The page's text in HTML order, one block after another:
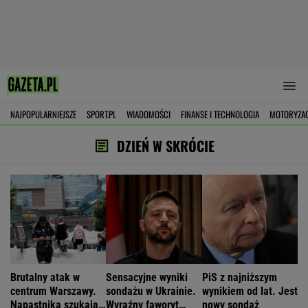
NAJPOPULARNIEJSZE SPORT.PL WIADOMOŚCI FINANSE I TECHNOLOGIA
DZIEŃ W SKRÓCIE
Brutalny atak w
centrum Warszawy.
Napastnika szukają
Sensacyjne wyniki
sondażu w Ukrainie.
Wyraźny faworyt
PiS z najniższym
wynikiem od lat. Jest
nowy sondaż